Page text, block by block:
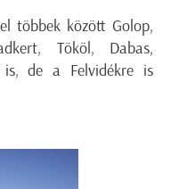
többek között Golop,
Tököl, Dabas,
is, de a Felvidékre is